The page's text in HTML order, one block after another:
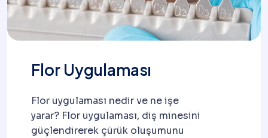
Flor Uygulaması
Flor uygulaması nedir ve ne işe
yarar? Flor uygulaması, diş minesini
güçlendirerek çürük oluşumunu